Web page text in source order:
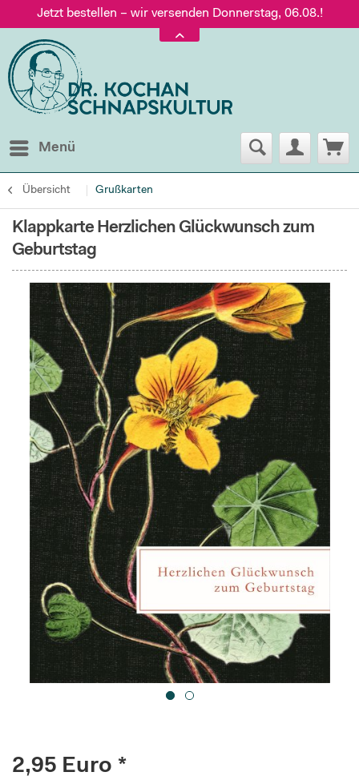
Jetzt bestellen – wir versenden Donnerstag, 06.08.!
Versand nur 5,60 €, gratis ab 95 € Warenwert
Jetzt bestellen – wir versenden Donnerstag, 06.08.!
Menü
Übersicht Grußkarten
Klappkarte Herzlichen Glückwunsch zum
Geburtstag
2,95 Euro *